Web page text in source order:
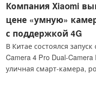
Компания Xiaomi
цене «умную»
с поддержкой 4G
В Китае состоялся
Camera 4 Pro Dual-
уличная смарт-камера,
составляет 649 юаней